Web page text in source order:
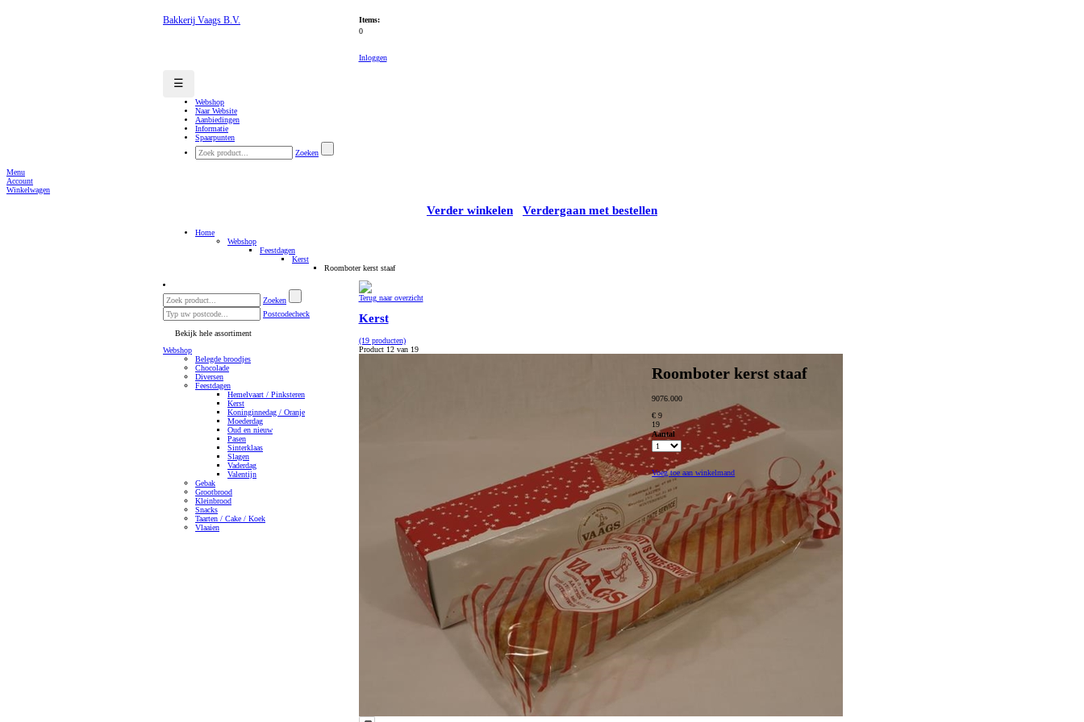
Bakkerij Vaags B.V.
Items:
0
Inloggen
☰
Webshop
Naar Website
Aanbiedingen
Informatie
Spaarpunten
Zoeken
Menu
Account
Winkelwagen
Verder winkelen Verdergaan met bestellen
Home
Webshop
Feestdagen
Kerst
Roomboter kerst staaf
Zoeken
Postcodecheck
Bekijk hele assortiment
Webshop
Belegde broodjes
Chocolade
Diversen
Feestdagen
Hemelvaart / Pinksteren
Kerst
Koninginnedag / Oranje
Moederdag
Oud en nieuw
Pasen
Sinterklaas
Slagen
Vaderdag
Valentijn
Gebak
Grootbrood
Kleinbrood
Snacks
Taarten / Cake / Koek
Vlaaien
Terug naar overzicht
Kerst
(19 producten)
Product 12 van 19
Roomboter kerst staaf
9076.000
€ 9
19
Aantal
Voeg toe aan winkelmand